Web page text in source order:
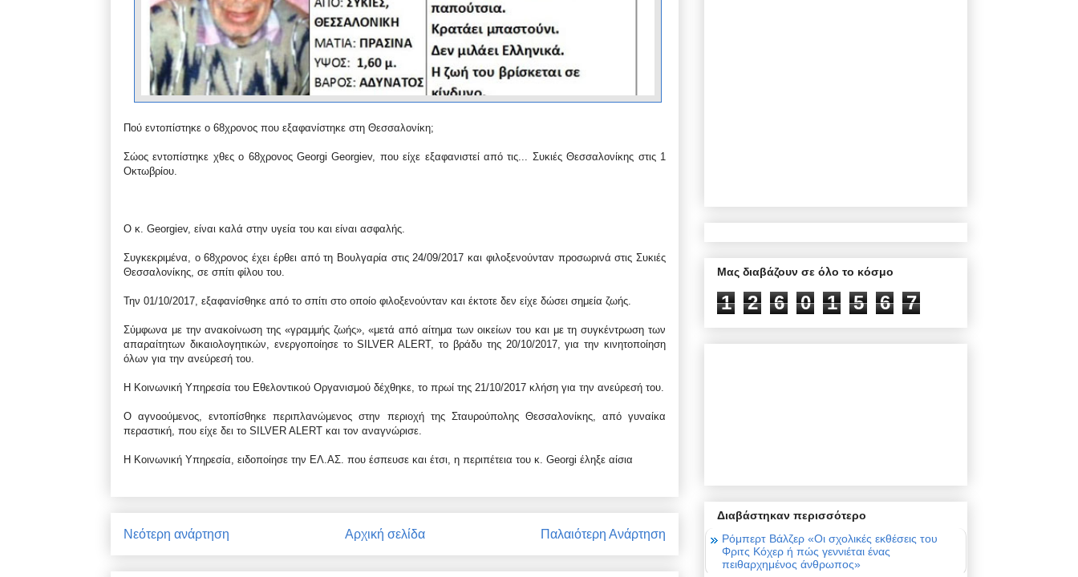
Πού εντοπίστηκε ο 68χρονος που εξαφανίστηκε στη Θεσσαλονίκη;
Σώος εντοπίστηκε χθες ο 68χρονος Georgi Georgiev, που είχε εξαφανιστεί από τις...
Συκιές Θεσσαλονίκης στις 1
Οκτωβρίου.
Ο κ. Georgiev, είναι καλά στην υγεία του και είναι ασφαλής.
Συγκεκριμένα, ο 68χρονος έχει έρθει από τη Βουλγαρία στις 24/09/2017 και φιλοξενούνταν προσωρινά στις Συκιές
Θεσσαλονίκης, σε σπίτι φίλου του.
Την 01/10/2017, εξαφανίσθηκε από το σπίτι στο οποίο φιλοξενούνταν και έκτοτε δεν είχε δώσει σημεία ζωής.
Σύμφωνα με την ανακοίνωση της «γραμμής ζωής», «μετά από αίτημα των οικείων του και με τη συγκέντρωση των
απαραίτητων δικαιολογητικών, ενεργοποίησε το SILVER ALERT, το βράδυ της 20/10/2017, για την κινητοποίηση
όλων για την ανεύρεσή του.
Η Κοινωνική Υπηρεσία του Εθελοντικού Οργανισμού δέχθηκε, το πρωί της 21/10/2017 κλήση για την ανεύρεσή του.
Ο αγνοούμενος, εντοπίσθηκε περιπλανώμενος στην περιοχή της Σταυρούπολης Θεσσαλονίκης, από γυναίκα
περαστική, που είχε δει το SILVER ALERT και τον αναγνώρισε.
Η Κοινωνική Υπηρεσία, ειδοποίησε την ΕΛ.ΑΣ. που έσπευσε και έτσι, η περιπέτεια του κ. Georgi έληξε αίσια
Νεότερη ανάρτηση Παλαιότερη Ανάρτηση
Αρχική σελίδα
Μας διαβάζουν σε όλο το κόσμο
1 2 6 0 1 5 6 7
Διαβάστηκαν περισσότερο
Ρόμπερτ Βάλζερ «Οι σχολικές εκθέσεις του
Φριτς Κόχερ ή πώς γεννιέται ένας
πειθαρχημένος άνθρωπος»